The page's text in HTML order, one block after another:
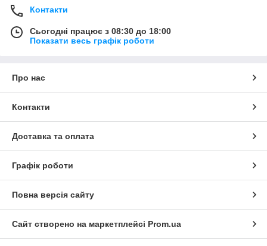
Контакти
Сьогодні працює з 08:30 до 18:00
Показати весь графік роботи
Про нас
Контакти
Доставка та оплата
Графік роботи
Повна версія сайту
Сайт створено на маркетплейсі Prom.ua